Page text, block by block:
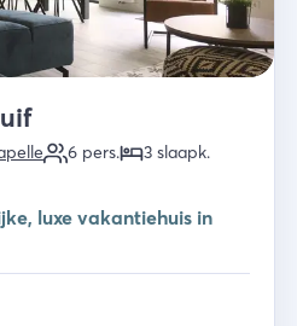
6 pers. 3 slaapk.
luxe vakantiehuis in